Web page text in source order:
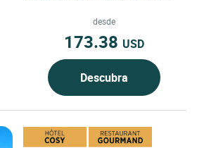
parada en el Hôtel...
desde
173.38 USD
Descubra